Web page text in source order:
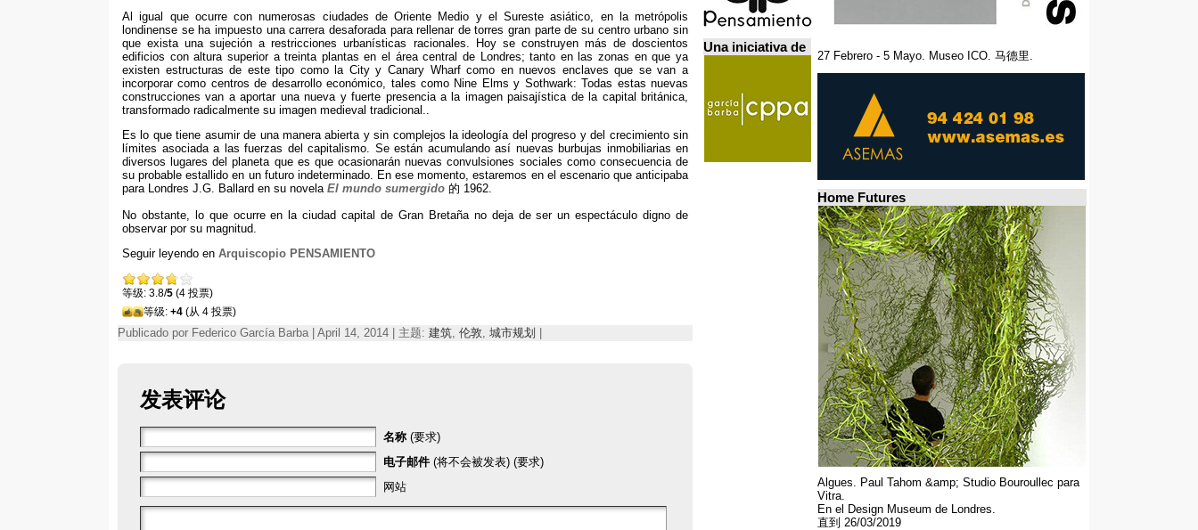
Al igual que ocurre con numerosas ciudades de Oriente Medio y el Sureste asiático, en la metrópolis
londinense se ha impuesto una carrera desaforada para rellenar de torres gran parte de su centro urbano sin
que exista una sujeción a restricciones urbanísticas racionales.
Hoy se construyen más de doscientos
edificios con altura superior a treinta plantas en el área central de Londres;tanto en las zonas en que ya
existen estructuras de este tipo como la City y Canary Wharf como en nuevos enclaves que se van a
incorporar como centros de desarrollo económico, tales como Nine Elms y Sothwark:Todas estas nuevas
construcciones van a aportar una nueva y fuerte presencia a la imagen paisajística de la capital británica,
transformado radicalmente su imagen medieval tradicional..
Es lo que tiene asumir de una manera abierta y sin complejos la ideología del progreso y del crecimiento sin
límites asociada a las fuerzas del capitalismo. Se están acumulando así nuevas burbujas inmobiliarias en
diversos lugares del planeta que es que ocasionarán nuevas convulsiones sociales como consecuencia de
su probable estallido en un futuro indeterminado. En ese momento,estaremos en el escenario que anticipaba
para Londres J.G. Ballard en su novela El mundo sumergido 的 1962.
No obstante,
lo que ocurre en la ciudad capital de Gran Bretaña no deja de ser un espectáculo digno de
observar por su magnitud
Seguir leyendo en Arquiscopio PENSAMIENTO
等级: 3.8/5 (4 投票)
等级: +4 (从 4 投票)
Publicado por Federico García Barba | April 14, 2014 | 主题: 建筑 伦敦 城市规划 |
发表评论
名称 (要求)
电子邮件 (将不会被发表) (要求)
网站
Una iniciativa de
27 Febrero - 5 Mayo. Museo ICO. 马德里.
Home Futures
Algues. Paul Tahom &amp; Studio Bouroullec para
Vitra.
En el Design Museum de Londres.
直到 26/03/2019